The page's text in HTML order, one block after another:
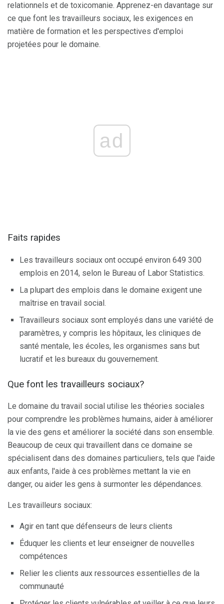
relationnels et de toxicomanie. Apprenez-en davantage sur
ce que font les travailleurs sociaux, les exigences en
matière de formation et les perspectives d'emploi
projetées pour le domaine.
ad
Faits rapides
Les travailleurs sociaux ont occupé environ 649 300
emplois en 2014, selon le Bureau of Labor Statistics.
La plupart des emplois dans le domaine exigent une
maîtrise en travail social.
Travailleurs sociaux sont employés dans une variété de
paramètres, y compris les hôpitaux, les cliniques de
santé mentale, les écoles, les organismes sans but
lucratif et les bureaux du gouvernement.
Que font les travailleurs sociaux?
Le domaine du travail social utilise les théories sociales
pour comprendre les problèmes humains, aider à améliorer
la vie des gens et améliorer la société dans son ensemble.
Beaucoup de ceux qui travaillent dans ce domaine se
spécialisent dans des domaines particuliers, tels que l'aide
aux enfants, l'aide à ces problèmes mettant la vie en
danger, ou aider les gens à surmonter les dépendances.
Les travailleurs sociaux:
Agir en tant que défenseurs de leurs clients
Éduquer les clients et leur enseigner de nouvelles
compétences
Relier les clients aux ressources essentielles de la
communauté